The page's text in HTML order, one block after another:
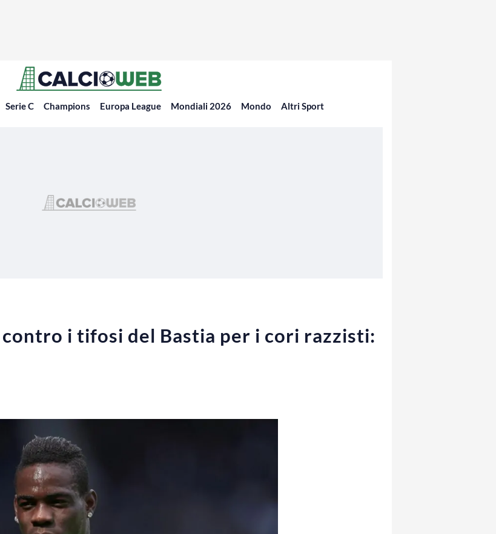
Serie C Champions Europa League Mondiali 2026 Mondo Altri Sport
i tifosi del Bastia per i cori razzisti: